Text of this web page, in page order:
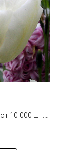
10 000 шт.